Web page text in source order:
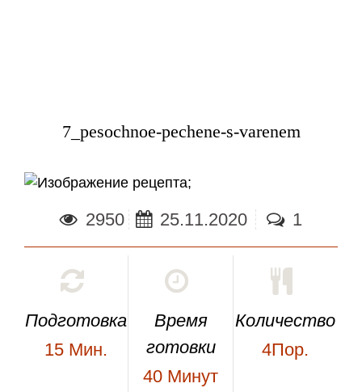
7_pesochnoe-pechene-s-varenem
;
2950 25.11.2020 1
Подготовка
15 Мин.
Время
готовки
40 Минут
Количество
4Пор.